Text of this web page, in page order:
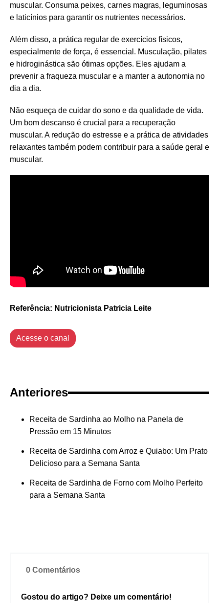
muscular. Consuma peixes, carnes magras, leguminosas
e laticínios para garantir os nutrientes necessários.
Além disso, a prática regular de exercícios físicos,
especialmente de força, é essencial. Musculação, pilates
e hidroginástica são ótimas opções. Eles ajudam a
prevenir a fraqueza muscular e a manter a autonomia no
dia a dia.
Não esqueça de cuidar do sono e da qualidade de vida.
Um bom descanso é crucial para a recuperação
muscular. A redução do estresse e a prática de atividades
relaxantes também podem contribuir para a saúde geral e
muscular.
Referência: Nutricionista Patricia Leite
Acesse o canal
Anteriores
Receita de Sardinha ao Molho na Panela de
Pressão em 15 Minutos
Receita de Sardinha com Arroz e Quiabo: Um Prato
Delicioso para a Semana Santa
Receita de Sardinha de Forno com Molho Perfeito
para a Semana Santa
0 Comentários
Gostou do artigo? Deixe um comentário!